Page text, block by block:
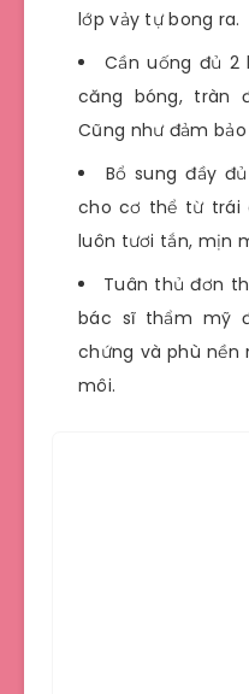
lớp vảy tự bong ra.
Cần uống đủ
căng bóng, tràn
Cũng như đảm
Bổ sung đầy
cho cơ thể từ trái
luôn tươi tắn, mịn
Tuân thủ đơn
bác sĩ thẩm mỹ
chứng và phù nền
môi.